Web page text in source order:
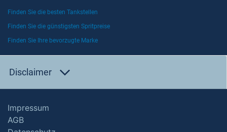
Finden Sie die besten Tankstellen
Finden Sie die günstigsten Spritpreise
Finden Sie Ihre bevorzugte Marke
Disclaimer
Impressum
AGB